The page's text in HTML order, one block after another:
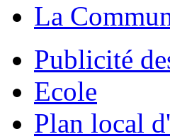
La
Publicité
Ecole
Plan local